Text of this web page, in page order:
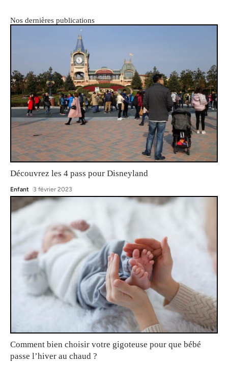
Nos dernières publications
Découvrez les 4 pass pour Disneyland
Enfant 3 février 2023
Comment bien choisir votre gigoteuse pour que bébé
passe l’hiver au chaud ?